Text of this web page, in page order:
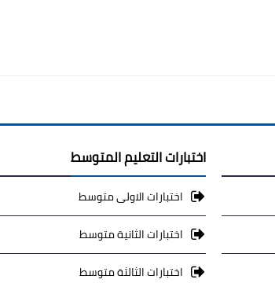
اختبارات التعليم المتوسط
اختبارات الاولى متوسط
اختبارات الثانية متوسط
اختبارات الثالثة متوسط